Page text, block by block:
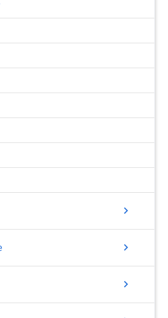
chevron_right
chevron_right
chevron_right